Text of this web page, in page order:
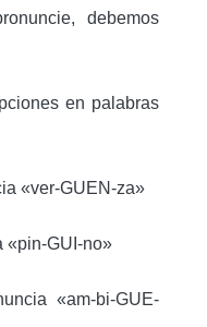
debemos
en palabras
«ver-GUEN-za»
«pin-GUI-no»
«am-bi-GUE-